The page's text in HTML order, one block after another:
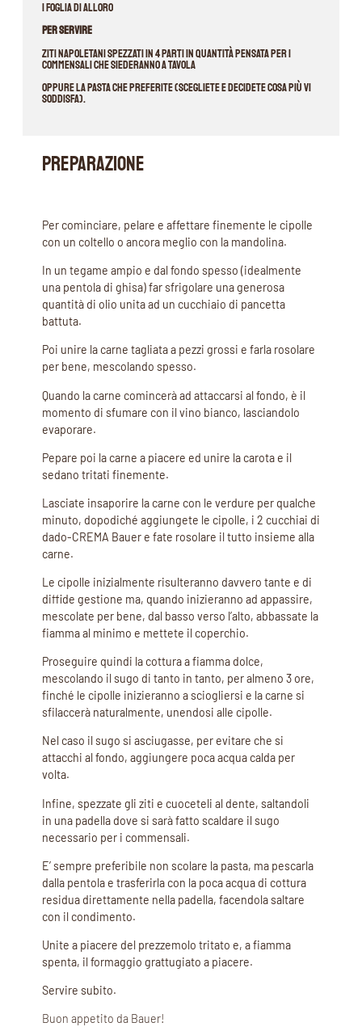
1 foglia di alloro
Per servire
ziti napoletani spezzati in 4 parti in quantità pensata per i
commensali che siederanno a tavola
Oppure la pasta che preferite (scegliete e decidete cosa più vi
soddisfa).
PREPARAZIONE
Per cominciare, pelare e affettare finemente le cipolle
con un coltello o ancora meglio con la mandolina.
In un tegame ampio e dal fondo spesso (idealmente
una pentola di ghisa) far sfrigolare una generosa
quantità di olio unita ad un cucchiaio di pancetta
battuta.
Poi unire la carne tagliata a pezzi grossi e farla rosolare
per bene, mescolando spesso.
Quando la carne comincerà ad attaccarsi al fondo, è il
momento di sfumare con il vino bianco, lasciandolo
evaporare.
Pepare poi la carne a piacere ed unire la carota e il
sedano tritati finemente.
Lasciate insaporire la carne con le verdure per qualche
minuto, dopodiché aggiungete le cipolle, i 2 cucchiai di
dado-CREMA Bauer e fate rosolare il tutto insieme alla
carne.
Le cipolle inizialmente risulteranno davvero tante e di
diffide gestione ma, quando inizieranno ad appassire,
mescolate per bene, dal basso verso l’alto, abbassate la
fiamma al minimo e mettete il coperchio.
Proseguire quindi la cottura a fiamma dolce,
mescolando il sugo di tanto in tanto, per almeno 3 ore,
finché le cipolle inizieranno a sciogliersi e la carne si
sfilaccerà naturalmente, unendosi alle cipolle.
Nel caso il sugo si asciugasse, per evitare che si
attacchi al fondo, aggiungere poca acqua calda per
volta.
Infine, spezzate gli ziti e cuoceteli al dente, saltandoli
in una padella dove si sarà fatto scaldare il sugo
necessario per i commensali.
E’ sempre preferibile non scolare la pasta, ma pescarla
dalla pentola e trasferirla con la poca acqua di cottura
residua direttamente nella padella, facendola saltare
con il condimento.
Unite a piacere del prezzemolo tritato e, a fiamma
spenta, il formaggio grattugiato a piacere.
Servire subito.
Buon appetito da Bauer!